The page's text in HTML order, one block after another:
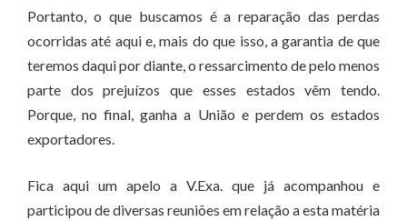
Portanto, o que buscamos é a reparação das perdas
ocorridas até aqui e, mais do que isso, a garantia de que
teremos daqui por diante, o ressarcimento de pelo menos
parte dos prejuízos que esses estados vêm tendo.
Porque, no final, ganha a União e perdem os estados
exportadores.
Fica aqui um apelo a V.Exa. que já acompanhou e
participou de diversas reuniões em relação a esta matéria